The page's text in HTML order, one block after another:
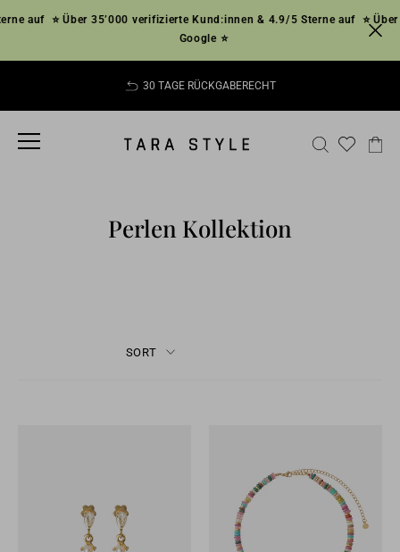
to
auf ⭐ Über 35’000 verifizierte Kund:innen & 4.9/5 Sterne auf
Google ⭐
⭐ Über
slideshow
30 TAGE RÜCKGABERECHT
SITE NAVIGATION SEARCH
Perlen Kollektion
SORT